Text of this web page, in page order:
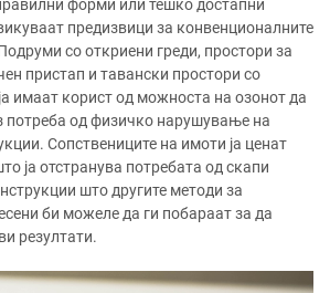
форми или тешко достапни
предизвици за конвенционалните
со откриени греди, простори за
пристап и тавански простори со
имаат корист од можноста на озонот да
потреба од физичко нарушување на
Сопствениците на имоти ја ценат
ја отстранува потребата од скапи
што другите методи за
би можеле да ги побараат за да
резултати.